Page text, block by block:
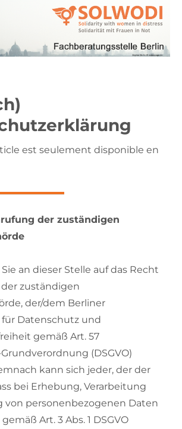
est seulement disponible en
der zuständigen
an dieser Stelle auf das Recht
zuständigen
der/dem Berliner
Datenschutz und
gemäß Art. 57
(DSGVO)
kann sich jeder, der der
bei Erhebung, Verarbeitung
von personenbezogenen Daten
Art. 3 Abs. 1 DSGVO